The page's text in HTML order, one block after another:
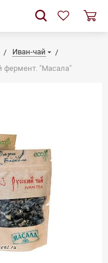
Иван-чай
фермент. "Масала"